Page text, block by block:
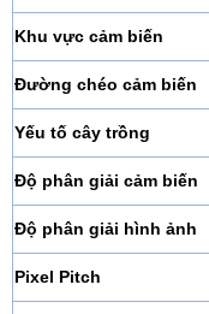
Khu vực cảm biến
Đường chéo cảm biến
Yếu tố cây trồng
Độ phân giải cảm biến
Độ phân giải hình ảnh
Pixel Pitch